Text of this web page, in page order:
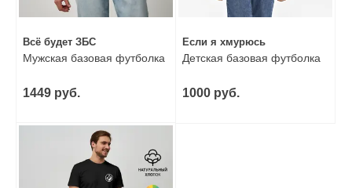
Всё будет ЗБС
Мужская базовая футболка
1449 руб.
Если я хмурюсь
Детская базовая футболка
1000 руб.